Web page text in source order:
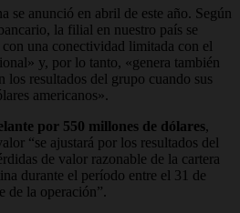
se anunció en abril de este año. Según
la filial en nuestro país se
una conectividad limitada con el
y, por lo tanto, «genera también
los resultados del grupo cuando sus
americanos».
por 550 millones de dólares,
“se ajustará por los resultados del
de valor razonable de la cartera
durante el período entre el 31 de
de la operación”.